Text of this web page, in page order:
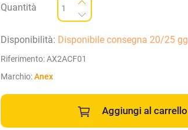
Quantità
Disponibilità: Disponibile consegna 20/25 gg
Riferimento:AX2ACF01
Marchio:Anex
Aggiungi al carrello